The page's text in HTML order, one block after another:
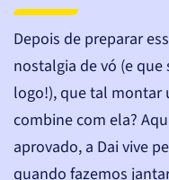
Depois de preparar
nostalgia de vó (e
logo!), que tal montar
combine com ela?
aprovado, a Dai vive
quando fazemos